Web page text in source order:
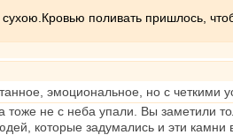
поливать пришлось,
эмоциональное, но с четкими
тоже не с неба упали. Вы заметили
которые задумались и эти камни